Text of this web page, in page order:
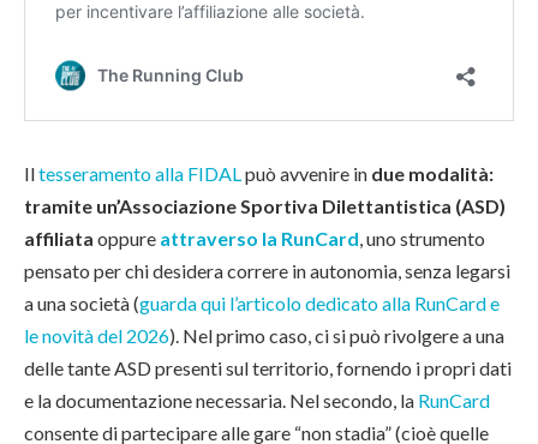
Iltesseramento alla FIDAL può avvenire in due modalità:
tramite un’Associazione Sportiva Dilettantistica (ASD)
affiliata oppure attraverso la RunCard , uno strumento
pensato per chi desidera correre in autonomia, senza legarsi
a una società (guarda qui l’articolo dedicato alla RunCard e
le novità del 2026). Nel primo caso, ci si può rivolgere a una
delle tante ASD presenti sul territorio, fornendo i propri dati
e la documentazione necessaria. Nel secondo, la RunCard
consente di partecipare alle gare “non stadia” (cioè quelle